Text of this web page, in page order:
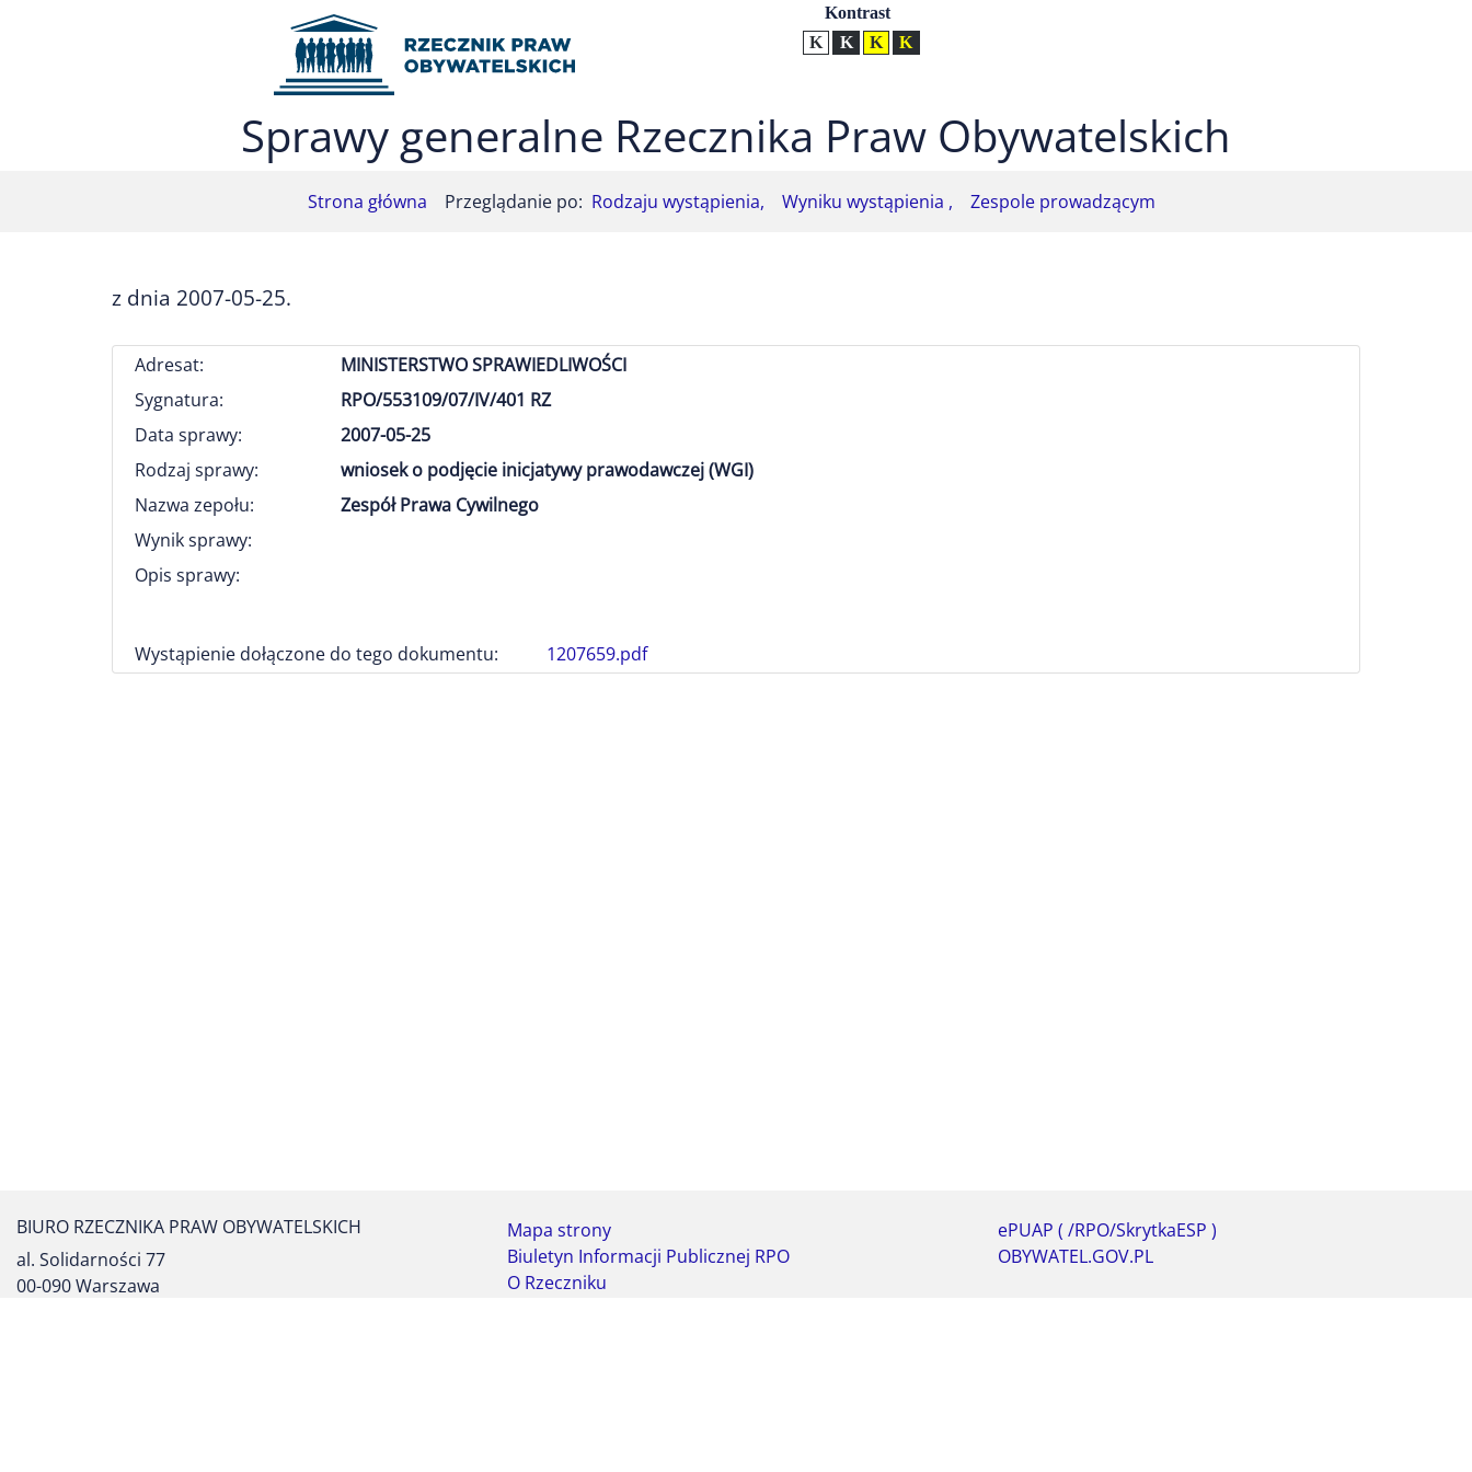
Przejdź do menu głównego (nacisnij Enter)
Przejdź do mapy serwisu (nacisnij Enter) UstawieniaKontrast
Kontrast normalny
Kontrast biały tekst na czarnym
Kontrast czarny tekst na żółtym
Sprawy generalne Rzecznika Praw Obywatelskich
Strona główna Przeglądanie po: Rodzaju wystąpienia, Wyniku wystąpienia , Zespole prowadzącym
z dnia 2007-05-25.
Adresat:
MINISTERSTWO SPRAWIEDLIWOŚCI
Sygnatura:
RPO/553109/07/IV/401 RZ
Data sprawy:
2007-05-25
Rodzaj sprawy:
wniosek o podjęcie inicjatywy prawodawczej (WGI)
Nazwa zepołu:
Zespół Prawa Cywilnego
Wynik sprawy:
Opis sprawy:
Wystąpienie dołączone do tego dokumentu: 1207659.pdf
BIURO RZECZNIKA PRAW OBYWATELSKICH
al. Solidarności 77
00-090 Warszawa
Mapa strony
Biuletyn Informacji Publicznej RPO
O Rzeczniku
ePUAP ( /RPO/SkrytkaESP )
OBYWATEL.GOV.PL